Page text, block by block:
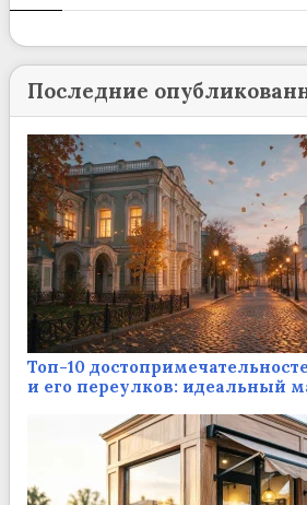
Последние
Топ-10
и его переулков: идеальный